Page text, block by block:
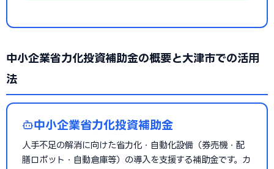
中小企業省力化投資補助金の概要と大津市での活用
法
中小企業省力化投資補助金
人手不足の解消に向けた省力化・自動化設備（券売機・配
膳ロボット・自動倉庫等）の導入を支援する補助金です。カ